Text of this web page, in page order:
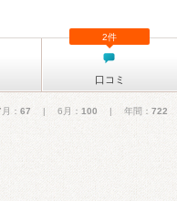
口コミ
2件
： 67 | 6月： 100 | 年間： 722